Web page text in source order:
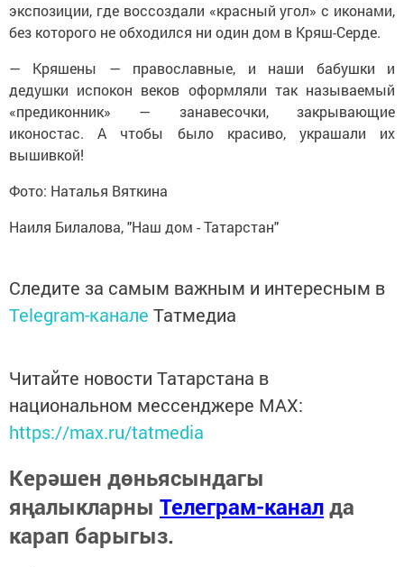
экспозиции, где воссоздали «красный угол» с иконами,
без которого не обходился ни один дом в Кряш-Серде.
— Кряшены — православные, и наши бабушки и
дедушки испокон веков оформляли так называемый
«предиконник» — занавесочки, закрывающие
иконостас. А чтобы было красиво, украшали их
вышивкой!
Фото: Наталья Вяткина
Наиля Билалова, "Наш дом - Татарстан"
Следите за самым важным и интересным в
Telegram-канале Татмедиа
Читайте новости Татарстана в
национальном мессенджере MАХ:
https://max.ru/tatmedia
Керәшен дөньясындагы
яңалыкларны Телеграм-каналда
карап барыгыз.